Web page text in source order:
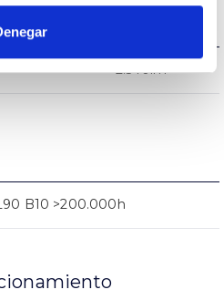
2.540lm
B10 >200.000h